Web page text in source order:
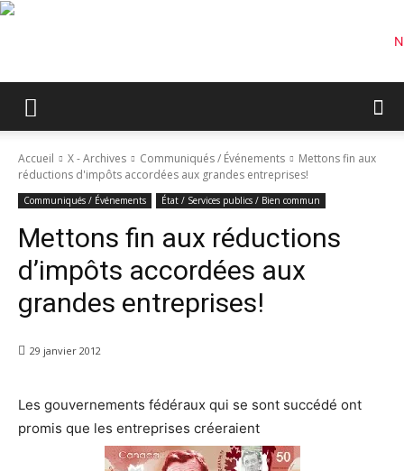
Accueil X - Archives Communiqués / Événements
Mettons fin aux
réductions d'impôts accordées aux grandes entreprises!
Communiqués / Événements État / Services publics / Bien commun
Mettons fin aux réductions
d’impôts accordées aux
grandes entreprises!
29 janvier 2012
Les gouvernements fédéraux qui se sont succédé ont
promis que les entreprises créeraient